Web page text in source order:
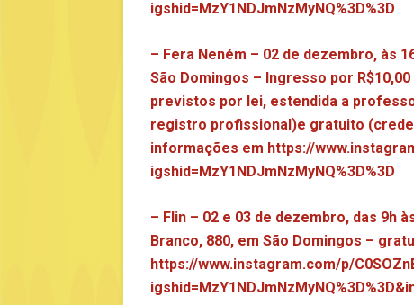
igshid=MzY1NDJmNzMyNQ%3D%3D
– Fera Neném – 02 de dezembro, às
São Domingos – Ingresso por
previstos por lei, estendida a
registro profissional)e gratuito
informações em https://
igshid=MzY1NDJmNzMyNQ%3D%3D
– Flin – 02 e 03 de dezembro, das 9h
Branco, 880, em São Domingos –
https://www.instagram.com/p/